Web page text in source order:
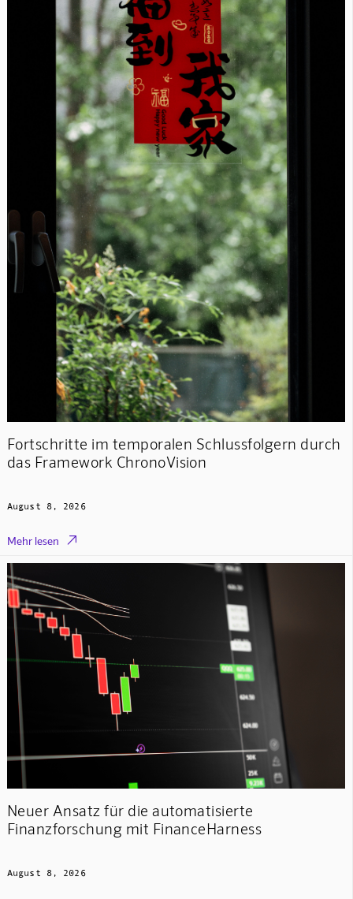
Fortschritte im temporalen Schlussfolgern durch
das Framework ChronoVision
August 8, 2026
Mehr lesen 
Neuer Ansatz für die automatisierte
Finanzforschung mit FinanceHarness
August 8, 2026